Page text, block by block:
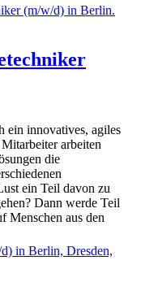
innovatives, agiles
arbeiten
die
ein Teil davon zu
Dann werde Teil
Menschen aus den